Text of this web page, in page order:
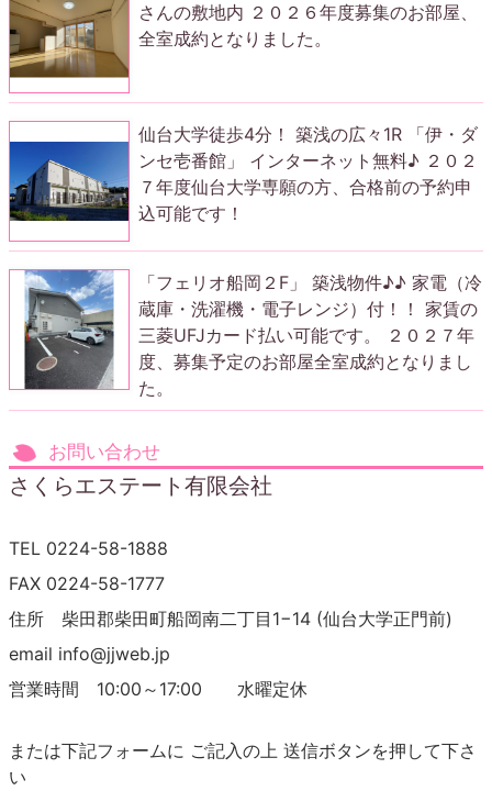
さんの敷地内 ２０２６年度募集のお部屋、
全室成約となりました。
仙台大学徒歩4分！ 築浅の広々1R 「伊・ダ
ンセ壱番館」 インターネット無料♪ ２０２
７年度仙台大学専願の方、合格前の予約申
込可能です！
「フェリオ船岡２F」 築浅物件♪♪ 家電（冷
蔵庫・洗濯機・電子レンジ）付！！ 家賃の
三菱UFJカード払い可能です。 ２０２７年
度、募集予定のお部屋全室成約となりまし
た。
お問い合わせ
さくらエステート有限会社
TEL 0224-58-1888
FAX 0224-58-1777
住所 柴田郡柴田町船岡南二丁目1−14 (仙台大学正門前)
email info@jjweb.jp
営業時間 10:00～17:00 水曜定休
または下記フォームに ご記入の上 送信ボタンを押して下さ
い